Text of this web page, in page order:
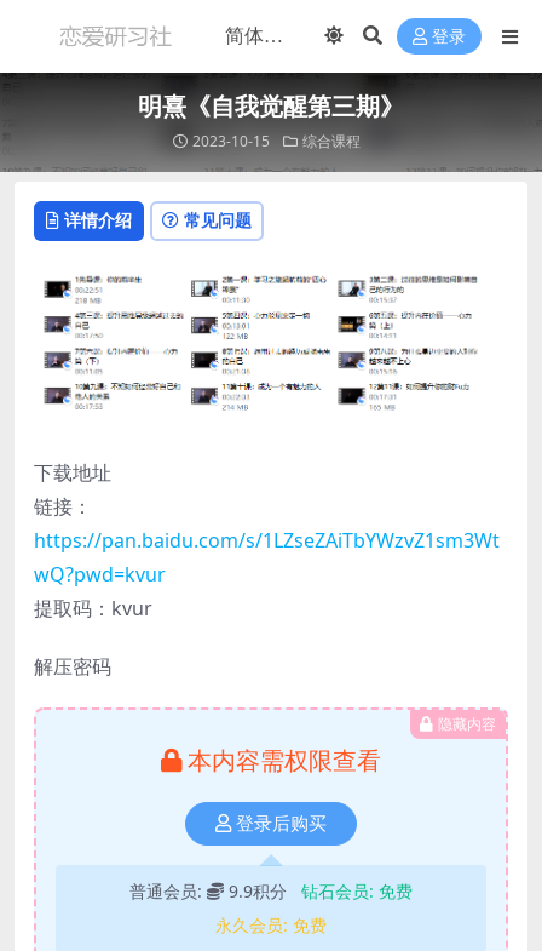
登录
明熹《自我觉醒第三期》
2023-10-15 综合课程
详情介绍 常见问题
下载地址
链接：
https://pan.baidu.com/s/1LZseZAiTbYWzvZ1sm3Wt
wQ?pwd=kvur
提取码：kvur
解压密码
隐藏内容
本内容需权限查看
登录后购买
普通会员: 9.9积分 钻石会员: 免费
永久会员: 免费